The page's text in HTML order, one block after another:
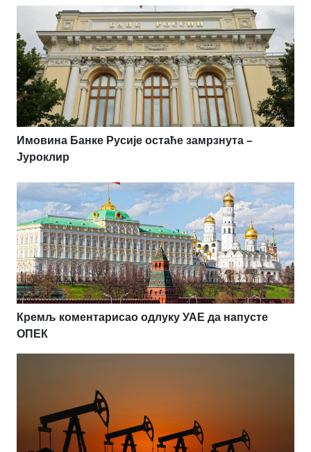
Имовина Банке Русије остаће замрзнута –
Јуроклир
Кремљ коментарисао одлуку УАЕ да напусте
ОПЕК